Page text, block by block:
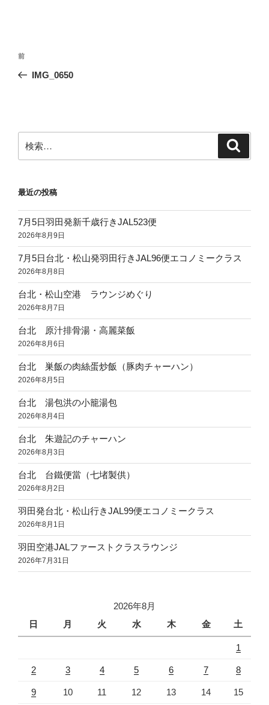
投
ナ
ー
シ
前
の
前
IMG_0650
索:
最近の投稿
7月5日羽田発新千歳行きJAL523便
2026年8月9日
7月5日台北・松山発羽田行きJAL96便エコノミークラス
2026年8月8日
台北・松山空港 ラウンジめぐり
2026年8月7日
台北 原汁排骨湯・高麗菜飯
2026年8月6日
台北 巣飯の肉絲蛋炒飯（豚肉チャーハン）
2026年8月5日
台北 湯包洪の小籠湯包
2026年8月4日
台北 朱遊記のチャーハン
2026年8月3日
台北 台鐵便當（七堵製供）
2026年8月2日
羽田発台北・松山行きJAL99便エコノミークラス
2026年8月1日
羽田空港JALファーストクラスラウンジ
2026年7月31日
2026年8月
日
月 火 水 木 金 土
1
2 3 4 5 6 7 8
9 10 11 12 13 14 15